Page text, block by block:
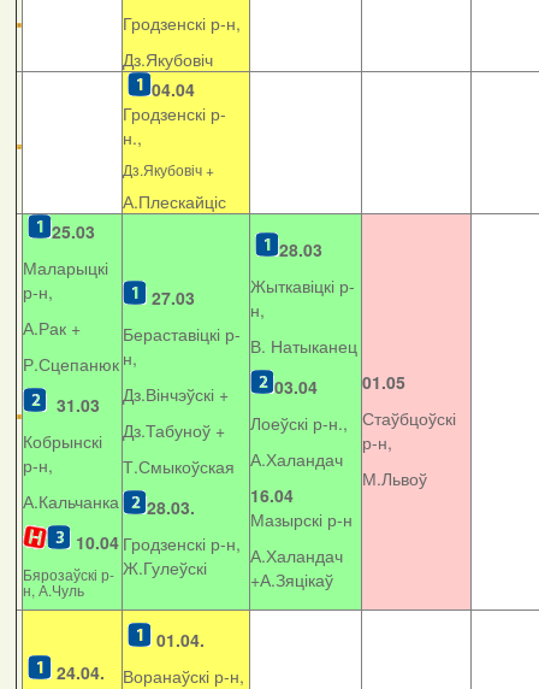
Гродзенскі р-н,
Дз.Якубовіч
04.04
Гродзенскі р-
н.,
Дз.Якубовіч +
А.Плескайціс
25.03
Маларыцкі
р-н,
А.Рак +
Р.Сцепанюк
31.03
Кобрынскі
р-н,
А.Кальчанка
10.04
Бярозаўскі р-
н, А.Чуль
27.03
Бераставіцкі р-
н,
Дз.Вінчэўскі +
Дз.Табуноў +
Т.Смыкоўская
28.03.
Гродзенскі р-н,
Ж.Гулеўскі
28.03
Жыткавіцкі р-
н,
В. Натыканец
03.04
Лоеўскі р-н.,
А.Халандач
16.04
Мазырскі р-н
А.Халандач
+А.Зяцікаў
01.05
Стаўбцоўскі
р-н,
М.Львоў
24.04.
01.04.
Воранаўскі р-н,